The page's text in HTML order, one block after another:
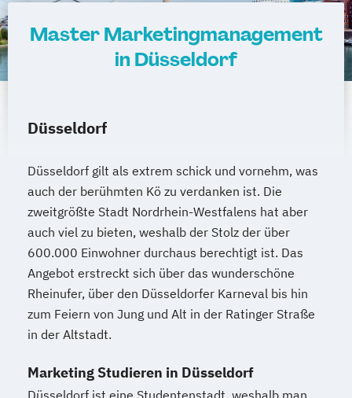
Master Marketingmanagement
in Düsseldorf
Düsseldorf
Düsseldorf gilt als extrem schick und vornehm, was
auch der berühmten Kö zu verdanken ist. Die
zweitgrößte Stadt Nordrhein-Westfalens hat aber
auch viel zu bieten, weshalb der Stolz der über
600.000 Einwohner durchaus berechtigt ist. Das
Angebot erstreckt sich über das wunderschöne
Rheinufer, über den Düsseldorfer Karneval bis hin
zum Feiern von Jung und Alt in der Ratinger Straße
in der Altstadt.
Marketing Studieren in Düsseldorf